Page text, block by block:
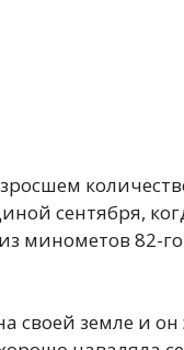
сентября,
минометов 82-
своей земле и он